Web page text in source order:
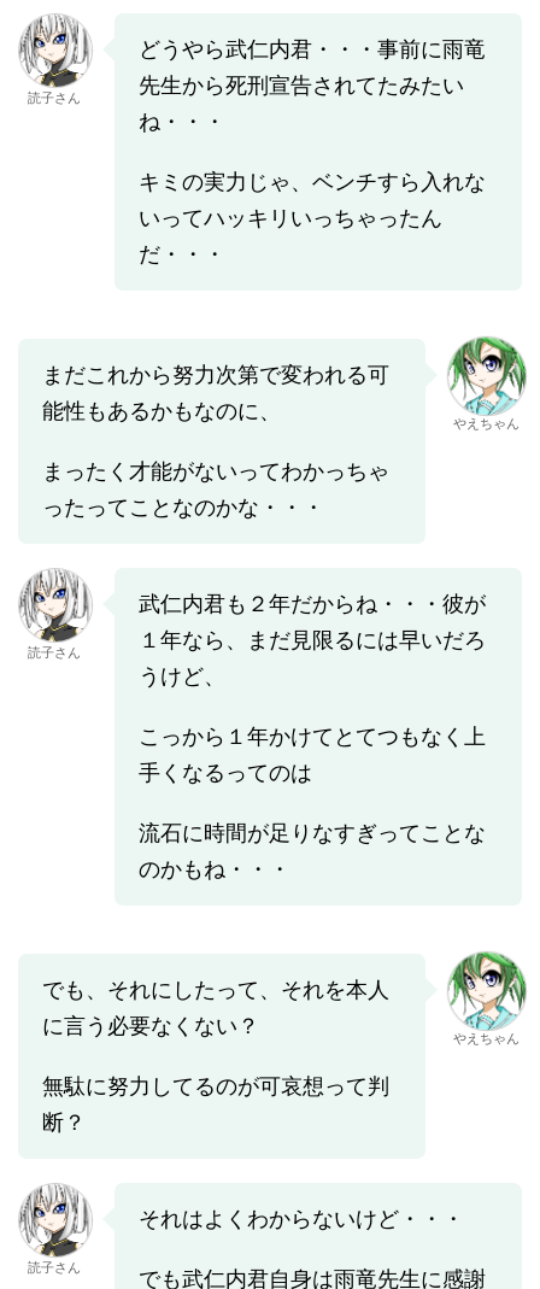
読子さん
どうやら武仁内君・・・事前に雨竜
先生から死刑宣告されてたみたい
ね・・・
キミの実力じゃ、ベンチすら入れな
いってハッキリいっちゃったん
だ・・・
まだこれから努力次第で変われる可
能性もあるかもなのに、
まったく才能がないってわかっちゃ
ったってことなのかな・・・
やえちゃん
読子さん
武仁内君も２年だからね・・・彼が
１年なら、まだ見限るには早いだろ
うけど、
こっから１年かけてとてつもなく上
手くなるってのは
流石に時間が足りなすぎってことな
のかもね・・・
でも、それにしたって、それを本人
に言う必要なくない？
無駄に努力してるのが可哀想って判
断？
やえちゃん
読子さん
それはよくわからないけど・・・
でも武仁内君自身は雨竜先生に感謝